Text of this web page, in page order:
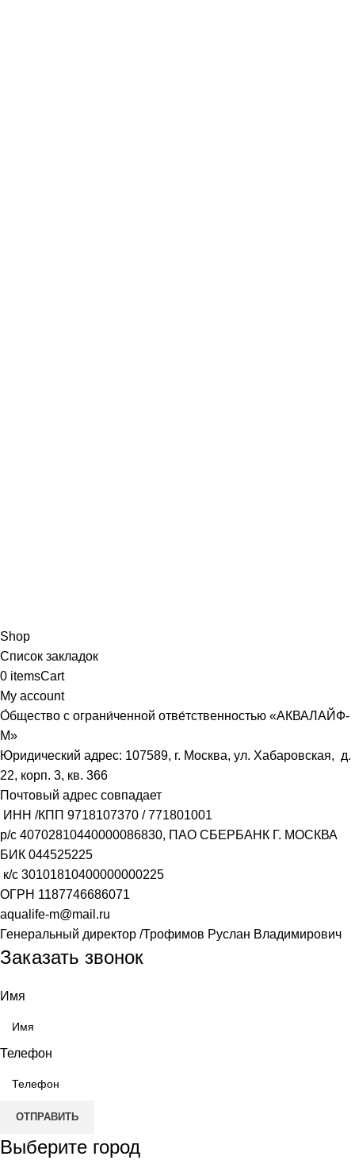
Shop
Список закладок
0 itemsCart
My account
О́бщество с ограни́ченной отве́тственностью «АКВАЛАЙФ-
М»
Юридический адрес: 107589, г. Москва, ул. Хабаровская, д.
22, корп. 3, кв. 366
Почтовый адрес совпадает
ИНН /КПП 9718107370 /771801001
р/с 40702810440000086830, ПАО СБЕРБАНК Г. МОСКВА
БИК 044525225
к/с 30101810400000000225
ОГРН 1187746686071
aqualife-m@mail.ru
Генеральный директор /Трофимов Руслан Владимирович
Заказать звонок
Имя
Телефон
ОТПРАВИТЬ
Выберите город